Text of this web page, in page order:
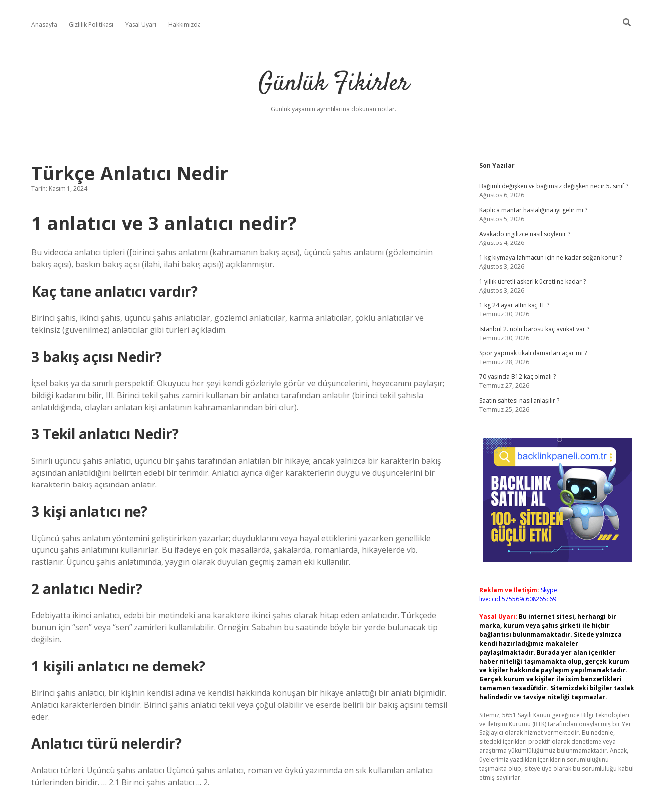
Anasayfa Gizlilik Politikası Yasal Uyarı Hakkımızda
Günlük Fikirler
Günlük yaşamın ayrıntılarına dokunan notlar.
Türkçe Anlatıcı Nedir
Tarih: Kasım 1, 2024
1 anlatıcı ve 3 anlatıcı nedir?
Bu videoda anlatıcı tipleri ([birinci şahıs anlatımı (kahramanın bakış açısı), üçüncü şahıs anlatımı (gözlemcinin
bakış açısı), baskın bakış açısı (ilahi, ilahi bakış açısı)) açıklanmıştır.
Kaç tane anlatıcı vardır?
Birinci şahıs, ikinci şahıs, üçüncü şahıs anlatıcılar, gözlemci anlatıcılar, karma anlatıcılar, çoklu anlatıcılar ve
tekinsiz (güvenilmez) anlatıcılar gibi türleri açıkladım.
3 bakış açısı Nedir?
İçsel bakış ya da sınırlı perspektif: Okuyucu her şeyi kendi gözleriyle görür ve düşüncelerini, heyecanını paylaşır;
bildiği kadarını bilir, III. Birinci tekil şahıs zamiri kullanan bir anlatıcı tarafından anlatılır (birinci tekil şahısla
anlatıldığında, olayları anlatan kişi anlatının kahramanlarından biri olur).
3 Tekil anlatıcı Nedir?
Sınırlı üçüncü şahıs anlatıcı, üçüncü bir şahıs tarafından anlatılan bir hikaye; ancak yalnızca bir karakterin bakış
açısından anlatıldığını belirten edebi bir terimdir. Anlatıcı ayrıca diğer karakterlerin duygu ve düşüncelerini bir
karakterin bakış açısından anlatır.
3 kişi anlatıcı ne?
Üçüncü şahıs anlatım yöntemini geliştirirken yazarlar; duyduklarını veya hayal ettiklerini yazarken genellikle
üçüncü şahıs anlatımını kullanırlar. Bu ifadeye en çok masallarda, şakalarda, romanlarda, hikayelerde vb.
rastlanır. Üçüncü şahıs anlatımında, yaygın olarak duyulan geçmiş zaman eki kullanılır.
2 anlatıcı Nedir?
Edebiyatta ikinci anlatıcı, edebi bir metindeki ana karaktere ikinci şahıs olarak hitap eden anlatıcıdır. Türkçede
bunun için “sen” veya “sen” zamirleri kullanılabilir. Örneğin: Sabahın bu saatinde böyle bir yerde bulunacak tip
değilsin.
1 kişili anlatıcı ne demek?
Birinci şahıs anlatıcı, bir kişinin kendisi adına ve kendisi hakkında konuşan bir hikaye anlattığı bir anlatı biçimidir.
Anlatıcı karakterlerden biridir. Birinci şahıs anlatıcı tekil veya çoğul olabilir ve eserde belirli bir bakış açısını temsil
eder.
Anlatıcı türü nelerdir?
Anlatıcı türleri: Üçüncü şahıs anlatıcı Üçüncü şahıs anlatıcı, roman ve öykü yazımında en sık kullanılan anlatıcı
türlerinden biridir. … 2.1 Birinci şahıs anlatıcı … 2.
Sidebar
Son Yazılar
Bağımlı değişken ve bağımsız değişken nedir 5. sınıf ?
Ağustos 6, 2026
Kaplıca mantar hastalığına iyi gelir mi ?
Ağustos 5, 2026
Avakado ingilizce nasıl söylenir ?
Ağustos 4, 2026
1 kg kıymaya lahmacun için ne kadar soğan konur ?
Ağustos 3, 2026
1 yıllık ücretli askerlik ücreti ne kadar ?
Ağustos 3, 2026
1 kg 24 ayar altın kaç TL ?
Temmuz 30, 2026
İstanbul 2. nolu barosu kaç avukat var ?
Temmuz 30, 2026
Spor yapmak tıkalı damarları açar mı ?
Temmuz 28, 2026
70 yaşında B12 kaç olmalı ?
Temmuz 27, 2026
Saatin sahtesi nasıl anlaşılır ?
Temmuz 25, 2026
Reklam ve İletişim: Skype:
live:.cid.575569c608265c69
Yasal Uyarı: Bu internet sitesi, herhangi bir
marka, kurum veya şahıs şirketi ile hiçbir
bağlantısı bulunmamaktadır. Sitede yalnızca
kendi hazırladığımız makaleler
paylaşılmaktadır. Burada yer alan içerikler
haber niteliği taşımamakta olup, gerçek kurum
ve kişiler hakkında paylaşım yapılmamaktadır.
Gerçek kurum ve kişiler ile isim benzerlikleri
tamamen tesadüfidir. Sitemizdeki bilgiler taslak
halindedir ve tavsiye niteliği taşımazlar.
Sitemiz, 5651 Sayılı Kanun gereğince Bilgi Teknolojileri
ve İletişim Kurumu (BTK) tarafından onaylanmış bir Yer
Sağlayıcı olarak hizmet vermektedir. Bu nedenle,
sitedeki içerikleri proaktif olarak denetleme veya
araştırma yükümlülüğümüz bulunmamaktadır. Ancak,
üyelerimiz yazdıkları içeriklerin sorumluluğunu
taşımakta olup, siteye üye olarak bu sorumluluğu kabul
etmiş sayılırlar.